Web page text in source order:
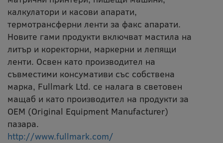
калкулатори и касови апарати,
термотрансферни ленти за факс апарати.
Новите гами продукти включват мастила на
литър и коректорни, маркерни и лепящи
ленти. Освен като производител на
съвместими консумативи със собствена
марка, Fullmark Ltd. се налага в световен
мащаб и като производител на продукти за
OEM (Original Equipment Manufacturer)
пазара.
http://www.fullmark.com/